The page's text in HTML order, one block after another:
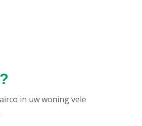
in uw woning vele